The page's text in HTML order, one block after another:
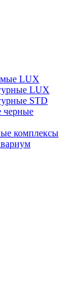
LUX
LUX
STD
черные
комплексы